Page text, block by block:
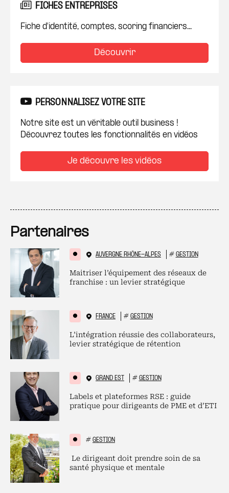
FICHES ENTREPRISES
Fiche d'identité, comptes, scoring financiers...
Découvrir
PERSONNALISEZ VOTRE SITE
Notre site est un véritable outil business !
Découvrez toutes les fonctionnalités en vidéos
Je découvre les vidéos
Partenaires
AUVERGNE RHÔNE-ALPES # GESTION
Maitriser l’équipement des réseaux de
franchise : un levier stratégique
FRANCE # GESTION
L’intégration réussie des collaborateurs,
levier stratégique de rétention
GRAND EST # GESTION
Labels et plateformes RSE : guide
pratique pour dirigeants de PME et d’ETI
# GESTION
Le dirigeant doit prendre soin de sa
santé physique et mentale